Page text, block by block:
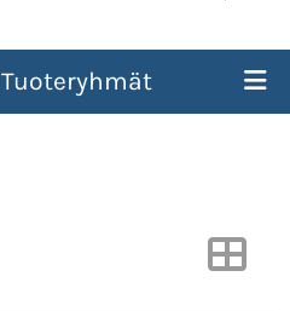
Tuoteryhmät